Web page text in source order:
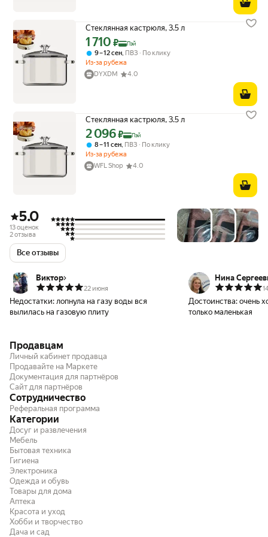
Стеклянная кастрюля, 3.5 л
Цена с картой Яндекс Пэй 1710 ₽ вместо
1 710 ₽ Пэй
9 – 12 сен, ПВЗ
По клику
Из-за рубежа
DYXDM
4.0
Стеклянная кастрюля, 3.5 л
Цена с картой Яндекс Пэй 2096 ₽ вместо
2 096₽ Пэй
8 – 11 сен ПВЗ
По клику
Из-за рубежа
WFL Shop
4.0
5.0
13 оценок
2 отзыва
Все отзывы
Виктор
22 июня
Недостатки: лопнула на газу воды вся
вылилась на газовую плиту
Нина Сергеевна Швайкина, СамГ
ТУ
Достоинства: очень
только маленькая
Продавцам
Личный кабинет продавца
Продавайте на Маркете
Документация для партнёров
Сайт для партнёров
Сотрудничество
Реферальная программа
Категории
Досуг и развлечения
Мебель
Бытовая техника
Гигиена
Электроника
Одежда и обувь
Товары для дома
Аптека
Красота и уход
Хобби и творчество
Дача и сад